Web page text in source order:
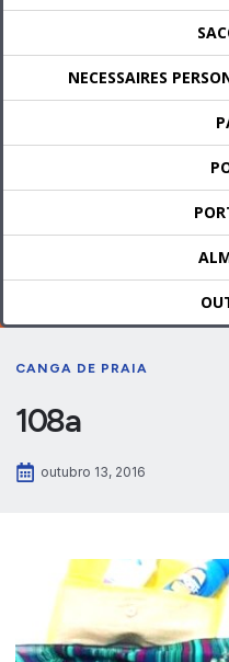
NECESSAIRES
CANGA DE PRAIA
108a
outubro 13, 2016